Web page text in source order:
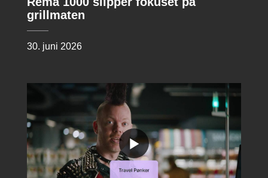
grillmaten
30. juni 2026